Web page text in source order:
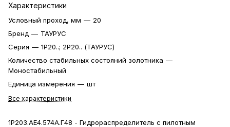
Характеристики
Условный проход, мм — 20
Бренд — ТАУРУС
Серия — 1Р20..; 2Р20.. (ТАУРУС)
Количество стабильных состояний золотника —
Моностабильный
Единица измерения — шт
Все характеристики
1Р203.АЕ4.574А.Г48 - Гидрораспределитель с пилотным